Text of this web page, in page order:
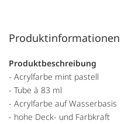
Produktinformationen
Produktbeschreibung
- Acrylfarbe mint pastell
- Tube à 83 ml
- Acrylfarbe auf Wasserbasis
- hohe Deck- und Farbkraft